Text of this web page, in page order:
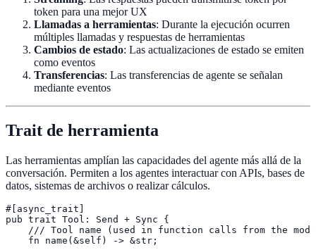
token para una mejor UX
Llamadas a herramientas: Durante la ejecución ocurren
múltiples llamadas y respuestas de herramientas
Cambios de estado: Las actualizaciones de estado se emiten
como eventos
Transferencias: Las transferencias de agente se señalan
mediante eventos
Trait de herramienta
Las herramientas amplían las capacidades del agente más allá de la
conversación. Permiten a los agentes interactuar con APIs, bases de
datos, sistemas de archivos o realizar cálculos.
#[async_trait]
pub trait Tool: Send + Sync {
/// Tool name (used in function calls from the
    fn name(&self) -> &str;